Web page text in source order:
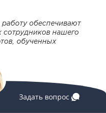
обеспечивают
нашего
обученных
Задать вопрос